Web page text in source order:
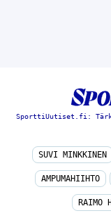
SporttiUutiset.fi:
SUVI MINKKINEN
AMPUMAHIIHTO
RAIMO